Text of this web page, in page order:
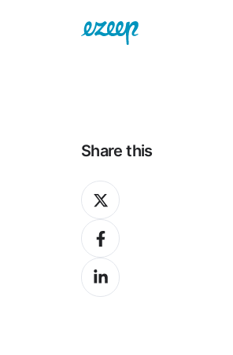
Share this
Share
on
XShare
on
Facebook
Share
on